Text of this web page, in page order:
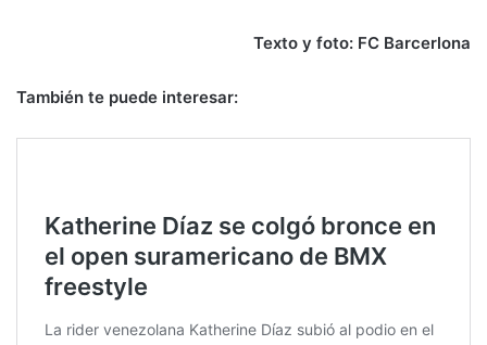
Texto y foto: FC Barcerlona
También te puede interesar: